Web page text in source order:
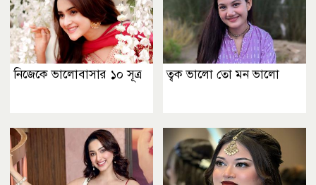
নিজেকে ভালোবাসার ১০ সূত্র ত্বক ভালো তো মন ভালো